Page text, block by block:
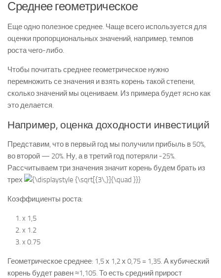
Среднее геометрическое
Еще одно полезное среднее. Чаще всего используется для
оценки пропорциональных значений, например, темпов
роста чего-либо.
Чтобы почитать среднее геометрическое нужно
перемножить се значения и взять корень такой степени,
сколько значений мы оцениваем. Из примера будет ясно как
это делается.
Например, оценка доходности инвестиций
Представим, что в первый год мы получили прибыль в 50%,
во второй — 20%. Ну, а в третий год потеряли -25%.
Рассчитываем три значения значит корень будем брать из
трех
Коэффициенты роста:
x 1,5
x 1.2
x 0.75
Геометрическое среднее: 1,5 х 1,2 х 0,75 = 1,35. А кубический
корень будет равен ≈1,105. То есть средний прирост